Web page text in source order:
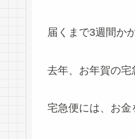
届くまで3週間か
去年、お年賀の宅
宅急便には、お金